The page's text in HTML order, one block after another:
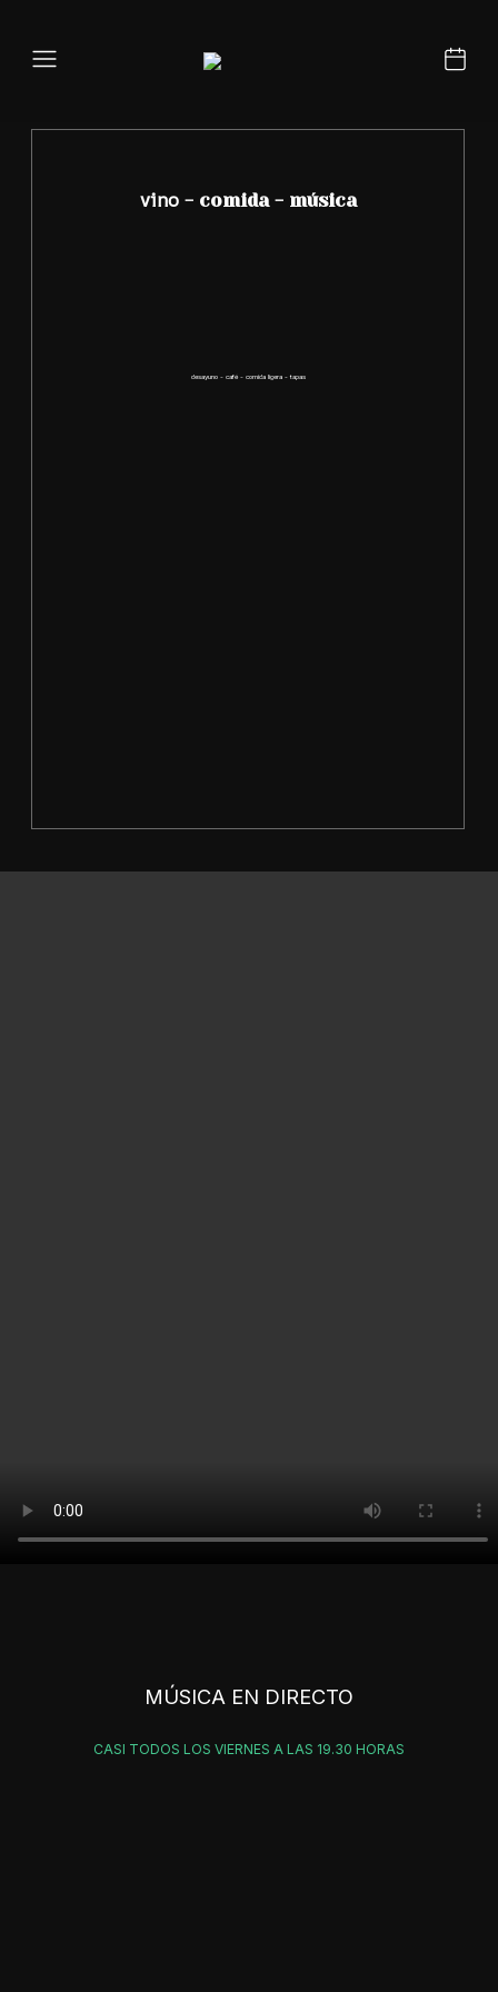
vino- comida - música
desayuno - café - comida ligera - tapas
MÚSICA EN DIRECTO
CASI TODOS LOS VIERNES A LAS 19.30 HORAS